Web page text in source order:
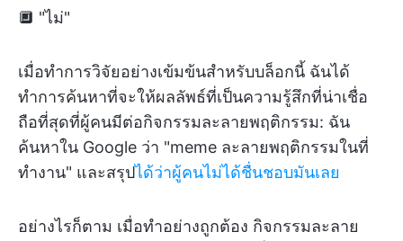
🔲 "ไม่"
เมื่อทำการวิจัยอย่างเข้มข้นสำหรับบล็อกนี้ ฉันได้
ทำการค้นหาที่จะให้ผลลัพธ์ที่เป็นความรู้สึกที่น่าเชื่อ
ถือที่สุดที่ผู้คนมีต่อกิจกรรมละลายพฤติกรรม: ฉัน
ค้นหาใน Google ว่า "meme ละลายพฤติกรรมในที่
ทำงาน" และสรุปได้ว่าผู้คนไม่ได้ชื่นชอบมันเลย
อย่างไรก็ตาม เมื่อทำอย่างถูกต้อง กิจกรรมละลาย